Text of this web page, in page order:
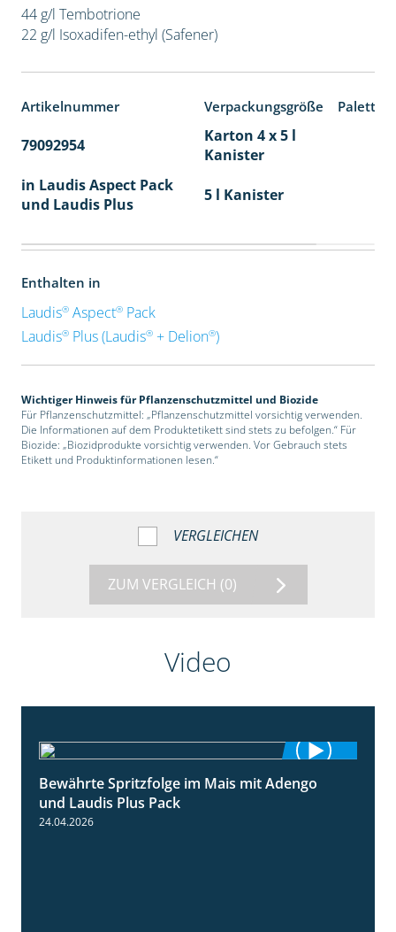
44 g/l Tembotrione
22 g/l Isoxadifen-ethyl (Safener)
Artikelnummer Verpackungsgröße
79092954
Karton 4 x 5 l
Kanister
in Laudis Aspect Pack
und Laudis Plus
5 l Kanister
Enthalten in
Laudis®Aspect®Pack
Laudis®Plus (Laudis®+ Delion®)
Wichtiger Hinweis für Pflanzenschutzmittel und Biozide
Für Pflanzenschutzmittel: „Pflanzenschutzmittel vorsichtig verwenden.
Die Informationen auf dem Produktetikett sind stets zu befolgen.“ Für
Biozide: „Biozidprodukte vorsichtig verwenden. Vor Gebrauch stets
Etikett und Produktinformationen lesen.“
VERGLEICHEN
ZUM VERGLEICH (0)
Video
1:22
Bewährte Spritzfolge im Mais mit Adengo
und Laudis Plus Pack
24.04.2026